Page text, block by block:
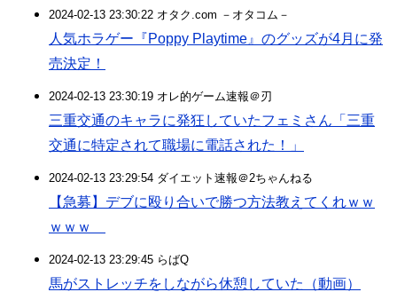
2024-02-13 23:30:22 オタク.com －オタコム－
人気ホラゲー『Poppy Playtime』のグッズが4月に発
売決定！
2024-02-13 23:30:19 オレ的ゲーム速報＠刃
三重交通のキャラに発狂していたフェミさん「三重
交通に特定されて職場に電話された！」
2024-02-13 23:29:54 ダイエット速報＠2ちゃんねる
【急募】デブに殴り合いで勝つ方法教えてくれｗｗ
ｗｗｗ
2024-02-13 23:29:45 らばQ
馬がストレッチをしながら休憩していた（動画）